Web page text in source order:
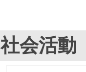
社会活動